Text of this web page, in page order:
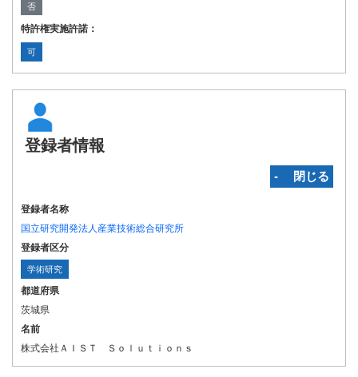
否
特許権実施許諾：
可
登録者情報
‐ 閉じる
登録者名称
国立研究開発法人産業技術総合研究所
登録者区分
学術研究
都道府県
茨城県
名前
株式会社ＡＩＳＴ Ｓｏｌｕｔｉｏｎｓ